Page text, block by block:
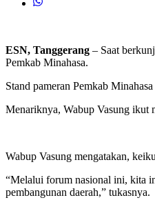
ESN, Tanggerang – Saat
Pemkab Minahasa.
Stand pameran Pemkab
Menariknya, Wabup Vasung ikut
Wabup Vasung mengatakan,
“Melalui forum nasional ini, kita
pembangunan daerah,” tukasnya.